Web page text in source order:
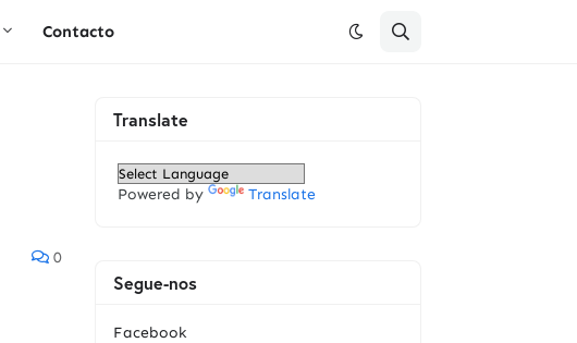
Contacto
0
Translate
Powered by Translate
Segue-nos
Facebook